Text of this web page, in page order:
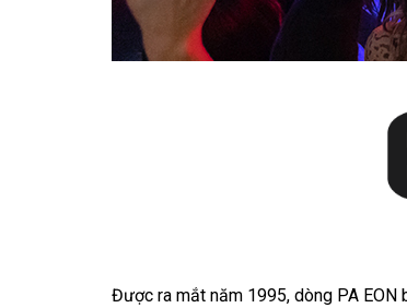
Được ra mắt năm 1995, dòng PA EON